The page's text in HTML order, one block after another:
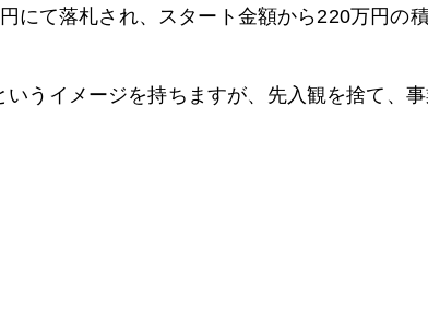
にて落札され、スタート金額から220万円の
いうイメージを持ちますが、先入観を捨て、